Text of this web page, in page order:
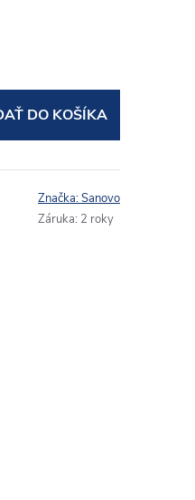
DO KOŠÍKA
Značka:Sanovo
Záruka: 2 roky